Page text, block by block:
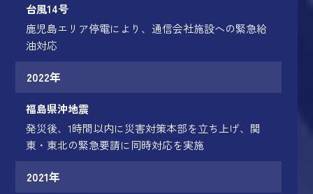
台風14号
鹿児島エリア停電により、通信会社施設への緊急給
油対応
2022年
福島県沖地震
発災後、1時間以内に災害対策本部を立ち上げ、関
東・東北の緊急要請に同時対応を実施
2021年